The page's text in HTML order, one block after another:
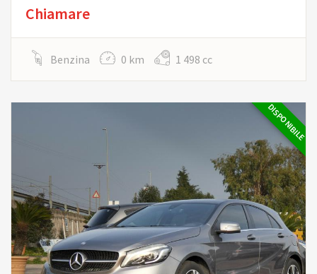
Chiamare
Benzina 0 km 1 498 cc
DISPONIBILE